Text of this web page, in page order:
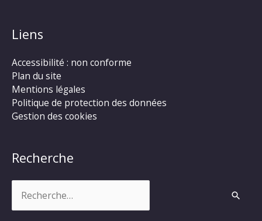
Liens
Accessibilité : non conforme
Plan du site
Mentions légales
Politique de protection des données
Gestion des cookies
Recherche